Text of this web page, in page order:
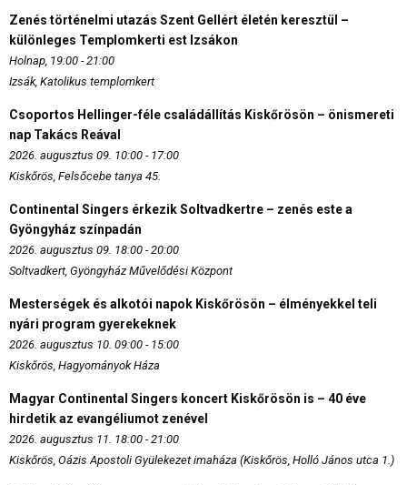
Zenés történelmi utazás Szent Gellért életén keresztül –
különleges Templomkerti est Izsákon
Holnap, 19:00 - 21:00
Izsák, Katolikus templomkert
Csoportos Hellinger-féle családállítás Kiskőrösön – önismereti
nap Takács Reával
2026. augusztus 09. 10:00 - 17:00
Kiskőrös, Felsőcebe tanya 45.
Continental Singers érkezik Soltvadkertre – zenés este a
Gyöngyház színpadán
2026. augusztus 09. 18:00 - 20:00
Soltvadkert, Gyöngyház Művelődési Központ
Mesterségek és alkotói napok Kiskőrösön – élményekkel teli
nyári program gyerekeknek
2026. augusztus 10. 09:00 - 15:00
Kiskőrös, Hagyományok Háza
Magyar Continental Singers koncert Kiskőrösön is – 40 éve
hirdetik az evangéliumot zenével
2026. augusztus 11. 18:00 - 21:00
Kiskőrös, Oázis Apostoli Gyülekezet imaháza (Kiskőrös, Holló János utca 1.)